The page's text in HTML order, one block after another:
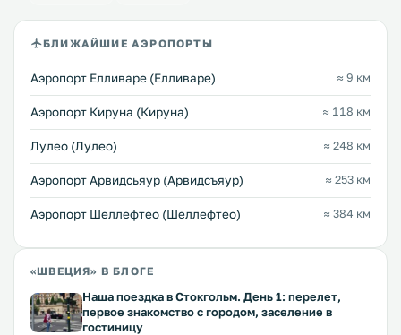
БЛИЖАЙШИЕ АЭРОПОРТЫ
Аэропорт Елливаре (Елливаре) ≈ 9 км
Аэропорт Кируна (Кируна) ≈ 118 км
Лулео (Лулео) ≈ 248 км
Аэропорт Арвидсьяур (Арвидсъяур) ≈ 253 км
Аэропорт Шеллефтео (Шеллефтео) ≈ 384 км
«ШВЕЦИЯ» В БЛОГЕ
Наша поездка в Стокгольм. День 1: перелет,
первое знакомство с городом, заселение в
гостиницу